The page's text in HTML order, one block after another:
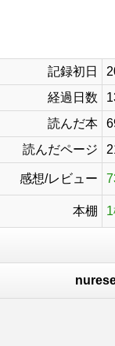
記録初日
経過日数
読んだ本
読んだページ
感想/レビュー
本棚